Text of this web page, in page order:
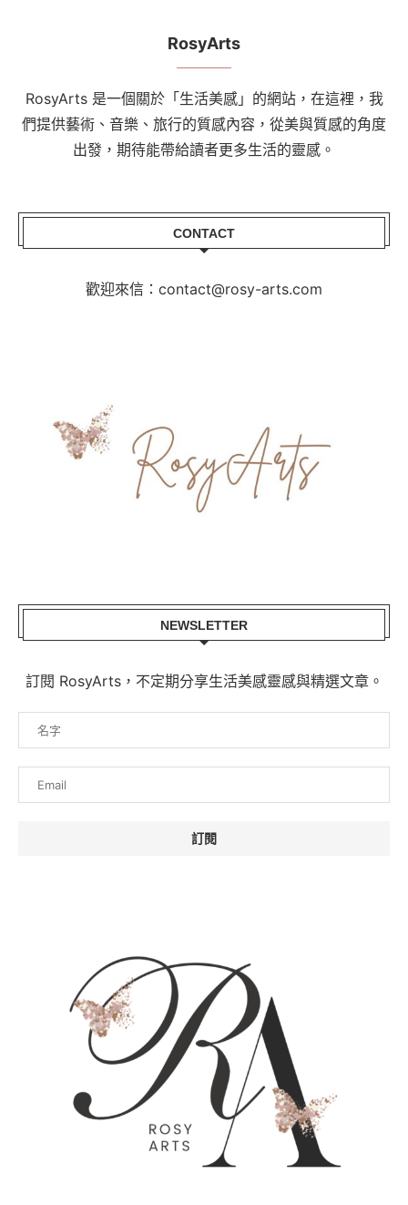
RosyArts
RosyArts 是一個關於「生活美感」的網站，在這裡，我
們提供藝術、音樂、旅行的質感內容，從美與質感的角度
出發，期待能帶給讀者更多生活的靈感。
CONTACT
歡迎來信：contact@rosy-arts.com
NEWSLETTER
訂閱 RosyArts，不定期分享生活美感靈感與精選文章。